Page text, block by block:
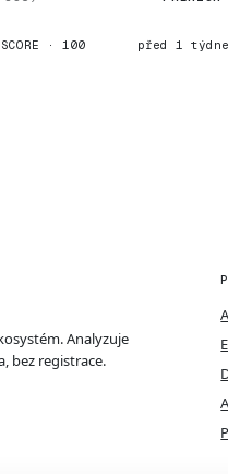
SCORE · 100 před 1
Analyzuje
bez registrace.